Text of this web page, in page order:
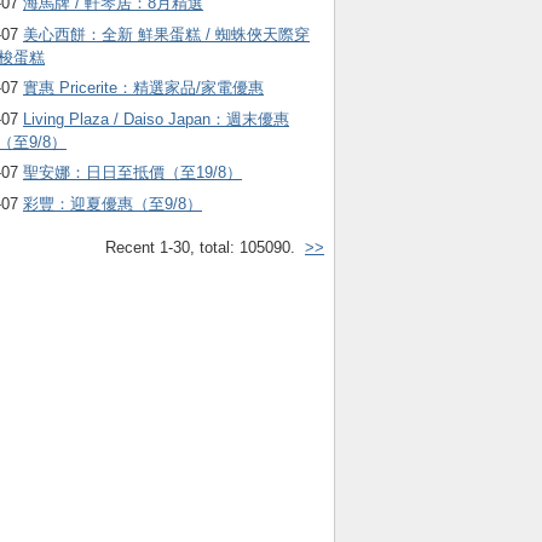
美心西餅：全新 鮮果蛋糕 / 蜘蛛俠天際穿
蛋糕
實惠 Pricerite：精選家品/家電優惠
Living Plaza / Daiso Japan：週末優惠
（至9/8）
聖安娜：日日至抵價（至19/8）
彩豐：迎夏優惠（至9/8）
Recent 1-30, total: 105090. >>